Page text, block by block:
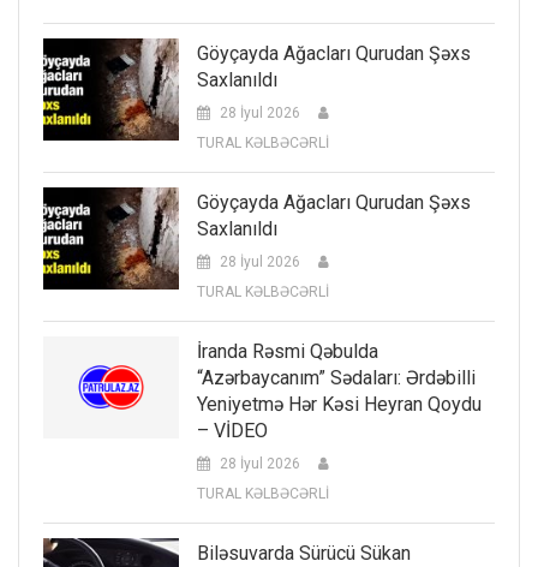
Göyçayda Ağacları Qurudan Şəxs
Saxlanıldı
28 İyul 2026
TURAL KƏLBƏCƏRLİ
Göyçayda Ağacları Qurudan Şəxs
Saxlanıldı
28 İyul 2026
TURAL KƏLBƏCƏRLİ
İranda Rəsmi Qəbulda
“Azərbaycanım” Sədaları: Ərdəbilli
Yeniyetmə Hər Kəsi Heyran Qoydu
– VİDEO
28 İyul 2026
TURAL KƏLBƏCƏRLİ
Biləsuvarda Sürücü Sükan